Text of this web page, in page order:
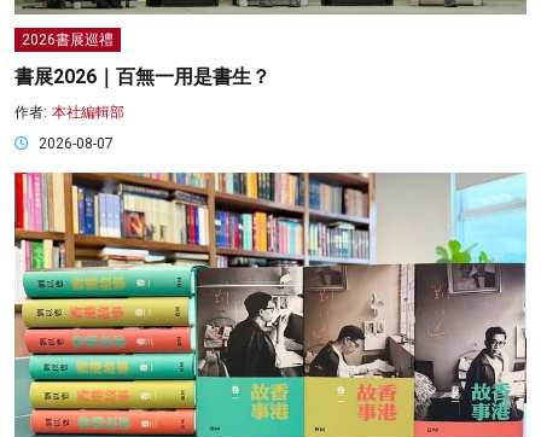
2026書展巡禮
書展2026｜百無一用是書生？
作者: 本社編輯部
2026-08-07